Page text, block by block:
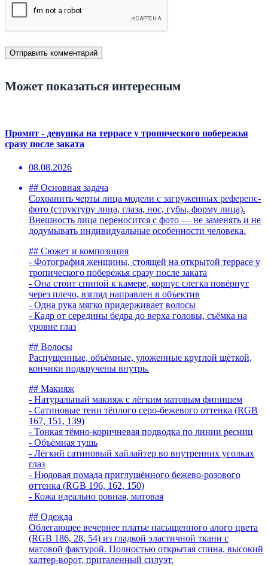
Может показаться интересным
Промпт - девушка на террасе у тропического побережья
сразу после заката
08.08.2026
## Основная задача
Сохранить черты лица модели с загруженных референс-
фото (структуру лица, глаза, нос, губы, форму лица).
Внешность лица переносится с фото — не заменять и не
додумывать индивидуальные особенности человека.
## Сюжет и композиция
- Фотография женщины, стоящей на открытой террасе у
тропического побережья сразу после заката
- Она стоит спиной к камере, корпус слегка повёрнут
через плечо, взгляд направлен в объектив
- Одна рука мягко придерживает волосы
- Кадр от середины бедра до верха головы, съёмка на
уровне глаз
## Волосы
Распущенные, объёмные, уложенные круглой щёткой,
кончики подкручены внутрь.
## Макияж
- Натуральный макияж с лёгким матовым финишем
- Сатиновые тени тёплого серо-бежевого оттенка (RGB
167, 151, 139)
- Тонкая тёмно-коричневая подводка по линии ресниц
- Объёмная тушь
- Лёгкий сатиновый хайлайтер во внутренних уголках
глаз
- Нюдовая помада приглушённого бежево-розового
оттенка (RGB 196, 162, 150)
- Кожа идеально ровная, матовая
## Одежда
Облегающее вечернее платье насыщенного алого цвета
(RGB 186, 28, 54) из гладкой эластичной ткани с
матовой фактурой. Полностью открытая спина, высокий
халтер-ворот, приталенный силуэт.